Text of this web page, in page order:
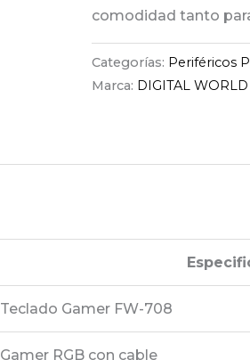
comodidad tanto
Categorías: Periféricos
Marca: DIGITAL
Teclado Gamer FW-708
Gamer RGB con cable